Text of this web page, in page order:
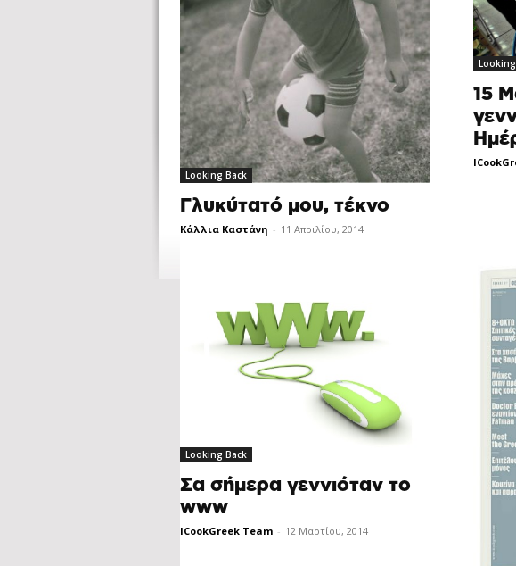
Looking Back
Γλυκύτατό μου, τέκνο
Κάλλια Καστάνη - 11 Απριλίου, 2014
15
Looking Back
Σα σήμερα γεννιόταν το
www
ICookGreek Team - 12 Μαρτίου, 2014